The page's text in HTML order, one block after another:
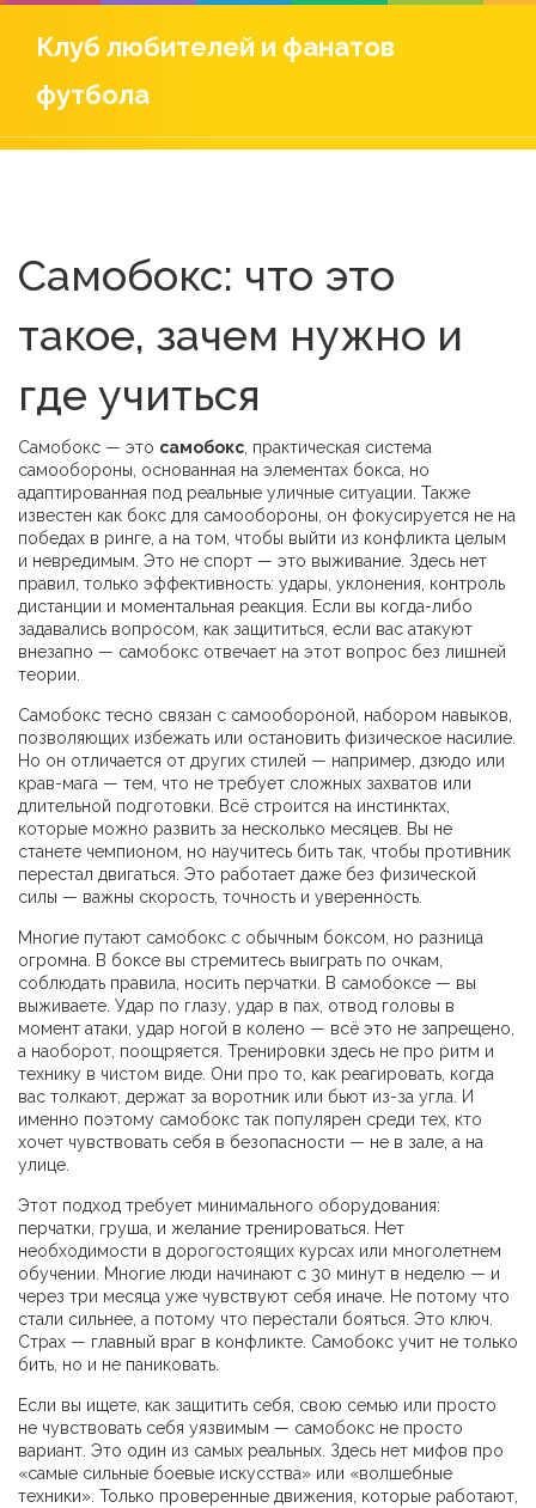
Клуб любителей и фанатов
футбола
Самобокс: что это
такое, зачем нужно и
где учиться
Самобокс — это самобокс практическая система
самообороны, основанная на элементах бокса, но
адаптированная под реальные уличные ситуации . Также
известен как бокс для самообороны , он фокусируется не на
победах в ринге, а на том, чтобы выйти из конфликта целым
и невредимым. Это не спорт — это выживание. Здесь нет
правил, только эффективность: удары, уклонения, контроль
дистанции и моментальная реакция. Если вы когда-либо
задавались вопросом, как защититься, если вас атакуют
внезапно — самобокс отвечает на этот вопрос без лишней
теории.
Самобокс тесно связан с самообороной набором навыков,
позволяющих избежать или остановить физическое насилие
Но он отличается от других стилей — например, дзюдо или
крав-мага — тем, что не требует сложных захватов или
длительной подготовки. Всё строится на инстинктах,
которые можно развить за несколько месяцев. Вы не
станете чемпионом, но научитесь бить так, чтобы противник
перестал двигаться. Это работает даже без физической
силы — важны скорость, точность и уверенность.
Многие путают самобокс с обычным боксом, но разница
огромна. В боксе вы стремитесь выиграть по очкам,
соблюдать правила, носить перчатки. В самобоксе — вы
выживаете. Удар по глазу, удар в пах, отвод головы в
момент атаки, удар ногой в колено — всё это не запрещено,
а наоборот, поощряется. Тренировки здесь не про ритм и
технику в чистом виде. Они про то, как реагировать, когда
вас толкают, держат за воротник или бьют из-за угла. И
именно поэтому самобокс так популярен среди тех, кто
хочет чувствовать себя в безопасности — не в зале, а на
улице.
Этот подход требует минимального оборудования:
перчатки, груша, и желание тренироваться. Нет
необходимости в дорогостоящих курсах или многолетнем
обучении. Многие люди начинают с 30 минут в неделю — и
через три месяца уже чувствуют себя иначе. Не потому что
стали сильнее, а потому что перестали бояться. Это ключ.
Страх — главный враг в конфликте. Самобокс учит не только
бить, но и не паниковать.
Если вы ищете, как защитить себя, свою семью или просто
не чувствовать себя уязвимым — самобокс не просто
вариант. Это один из самых реальных. Здесь нет мифов про
«самые сильные боевые искусства» или «волшебные
техники». Только проверенные движения, которые работают,